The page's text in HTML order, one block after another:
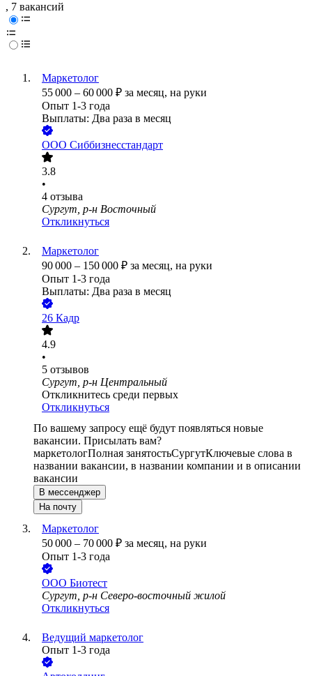
, 7 вакансий
Маркетолог
55 000 – 60 000 ₽ за месяц, на руки
Опыт 1-3 года
Выплаты: Два раза в месяц
ООО Сиббизнесстандарт
3.8
•
4 отзыва
Сургут, р-н Восточный
Откликнуться
Маркетолог
90 000 – 150 000 ₽ за месяц, на руки
Опыт 1-3 года
Выплаты: Два раза в месяц
26 Кадр
4.9
•
5 отзывов
Сургут, р-н Центральный
Откликнитесь среди первых
Откликнуться
По вашему запросу ещё будут появляться новые
вакансии. Присылать вам?
маркетологПолная занятостьСургутКлючевые слова в
названии вакансии, в названии компании и в описании
вакансии
В мессенджер
На почту
Маркетолог
50 000 – 70 000 ₽ за месяц, на руки
Опыт 1-3 года
ООО Биотест
Сургут, р-н Северо-восточный жилой
Откликнуться
Ведущий маркетолог
Опыт 1-3 года